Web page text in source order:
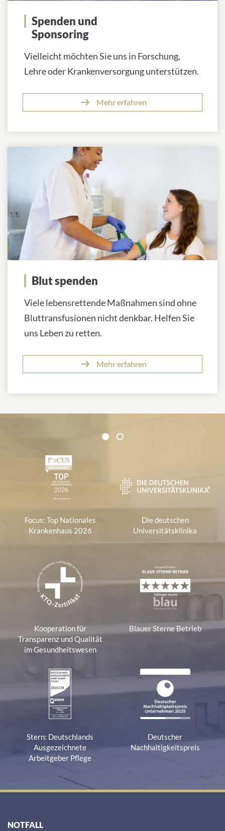
Spenden und
Sponsoring
Vielleicht möchten Sie uns in Forschung,
Lehre oder Krankenversorgung unterstützen.
Mehr erfahren
Blut spenden
Viele lebensrettende Maßnahmen sind ohne
Bluttransfusionen nicht denkbar. Helfen Sie
uns Leben zu retten.
Mehr erfahren
Zertifikate und Verbände
1 2
Focus: Top Nationales
Krankenhaus 2026
Die deutschen
Universitätsklinika
Kooperation für
Transparenz und Qualität
im Gesundheitswesen
Blauer Sterne Betrieb
Stern: Deutschlands
Ausgezeichnete
Arbeitgeber Pflege
Deutscher
Nachhaltigkeitspreis
NOTFALL